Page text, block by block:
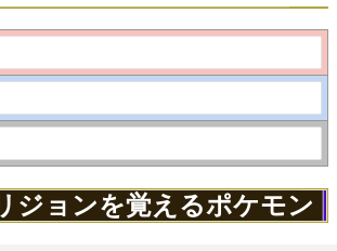
ジョンを覚えるポケモン